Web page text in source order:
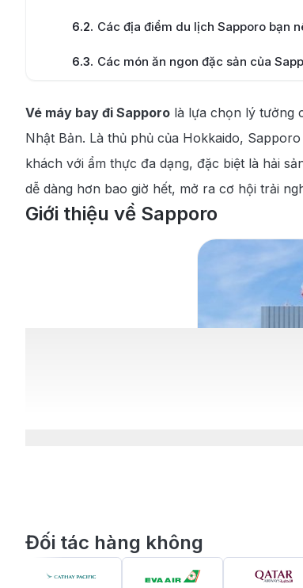
6.2. Các địa điểm du lịch Sapporo bạn
6.3. Các món ăn ngon đặc sản của
Vé máy bay đi Sapporo là lựa chọn lý tưởng
Nhật Bản. Là thủ phủ của Hokkaido,
khách với ẩm thực đa dạng, đặc biệt là hải
dễ dàng hơn bao giờ hết, mở ra cơ hội trải
Giới thiệu về Sapporo
Đối tác hàng không